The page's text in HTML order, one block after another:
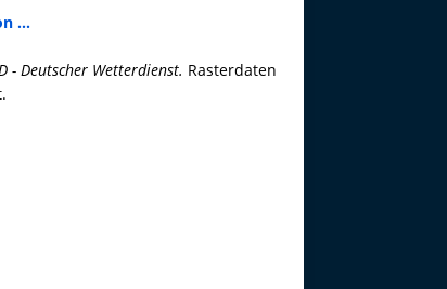
...
- Deutscher Wetterdienst. Rasterdaten